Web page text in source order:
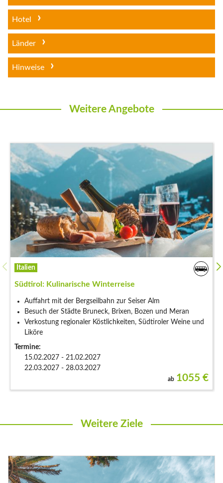
Hotel
Länder
Hinweise
Weitere Angebote
Italien
Südtirol: Die volle Ladung Adventsromantik
5 traditionelle, besinnliche Weihnachtsmärkte
Krippenmuseum Maranatha in Luttach
Rundfahrt durch die winterlichen Dolomiten
Termine:
26.11.2026 - 30.11.2026
09.12.2026 - 13.12.2026
ab 755 €
Weitere Ziele